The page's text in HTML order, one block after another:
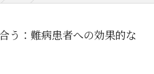
う：難病患者への効果的な